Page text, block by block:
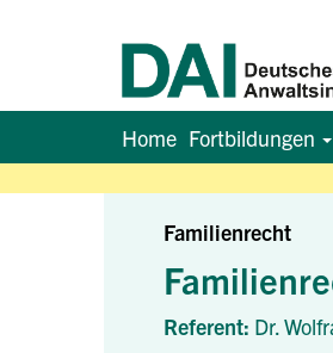
Home Fortbildungen
Familienrecht
Referent: Dr.